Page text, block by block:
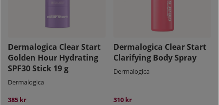
Dermalogica Clear Start
Golden Hour Hydrating
SPF30 Stick 19 g
Dermalogica
385 kr
Dermalogica Clear Start
Clarifying Body Spray
Dermalogica
310 kr